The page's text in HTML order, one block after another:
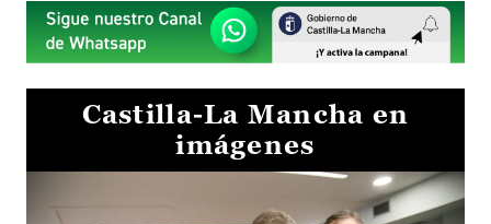
Castilla-La Mancha en
imágenes